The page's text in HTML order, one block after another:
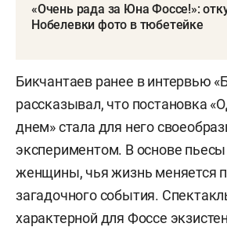
«Очень рада за Юна Фоссе!»:
Нобелевки фото в тюбетейке
Бикчантаев ранее в интервью
рассказывал, что постановка
днем» стала для него
экспериментом. В основе
женщины, чья жизнь меняется
загадочного события.
характерной для Фоссе